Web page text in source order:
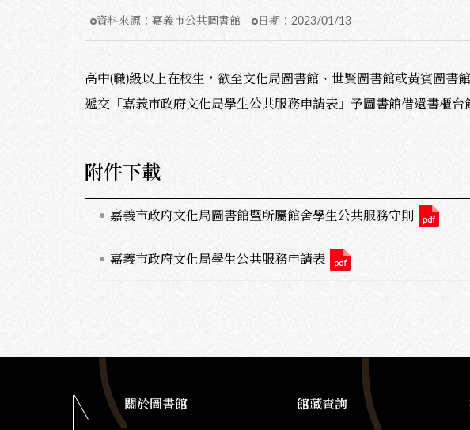
資料來源： 嘉義市公共圖書館 日期： 2023/01/13
高中(職)級以上在校生，欲至文化局圖書館、世賢圖書館或黃賓圖
遞交「嘉義市政府文化局學生公共服務申請表」予圖書館借還書櫃台
附件下載
嘉義市政府文化局圖書館暨所屬館舍學生公共服務守則
嘉義市政府文化局學生公共服務申請表
關於圖書館 館藏查詢